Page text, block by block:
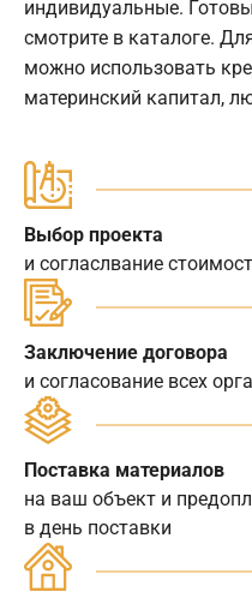
индивидуальные.
смотрите в каталоге.
можно использовать
материнский капитал,
Выбор проекта
и согласлвание
Заключение договора
и согласование всех
Поставка материалов
на ваш объект и
в день поставки